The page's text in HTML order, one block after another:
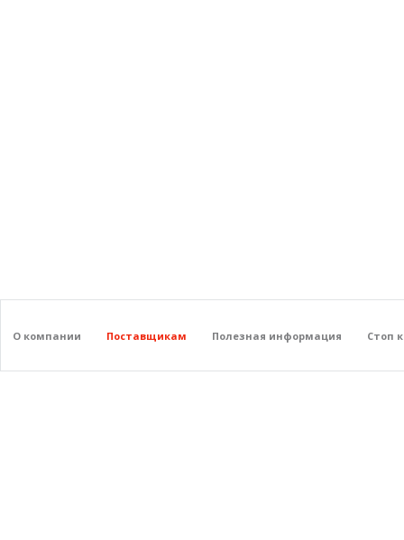
О компании Поставщикам Полезная информация Стоп